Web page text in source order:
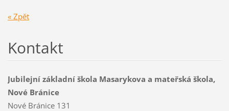
« Zpět
Kontakt
Jubilejní základní škola Masarykova a mateřská škola,
Nové Bránice
Nové Bránice 131